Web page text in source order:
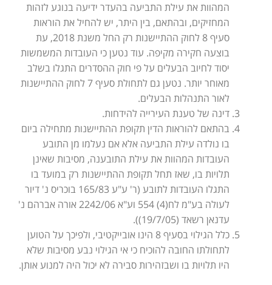
המהוות את עילת התביעה בהעדר ידיעה בנוגע לזהות
המחזיקים, ובהתאם, בין היתר, יש להחיל את הוראות
סעיף 8 לחוק ההתיישנות רק החל משנת 2018, עת
בוצעה חקירה מקיפה. עוד נטען כי העובדות המשמשות
יסוד לחיוב הבעלים על פי חוק ההסדרים התגלו בשלב
מאוחר יותר. נטען גם לתחולת סעיף 7 לחוק ההתיישנות
לאור התנהלות הבעלים.
דינה של טענת העירייה להידחות.
בהתאם להוראות הדין תקופת ההתיישנות מתחילה ביום
בו נולדה עילת התביעה אלא אם נעלמו מן התובע
העובדות המהוות את עילת התובענה, מסיבות שאינן
תלויות בו, שאז תחל תקופת ההתיישנות רק במועד בו
התגלו העובדות לתובע (ר' ע"ע 165/83 בוכריס נ' דיור
לעולה בע"מ לח(4) 554 וע"א 2242/06 אורה אברהם נ'
עדנאן רשאד (19/7/05)).
כלל הגילוי בסעיף 8 הינו אובייקטיבי, ולפיכך על הטוען
לתחולתו החובה להוכיח כי אי הגילוי נבע מסיבות שלא
היו תלויות בו ושבזהירות סבירה לא יכול היה למנוע אותן.